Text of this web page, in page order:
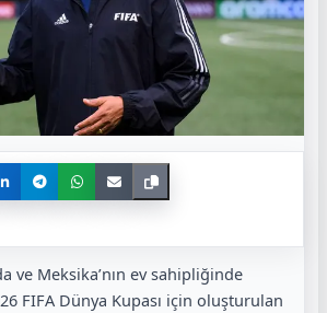
ve Meksika’nın ev sahipliğinde
FIFA Dünya Kupası için oluşturulan